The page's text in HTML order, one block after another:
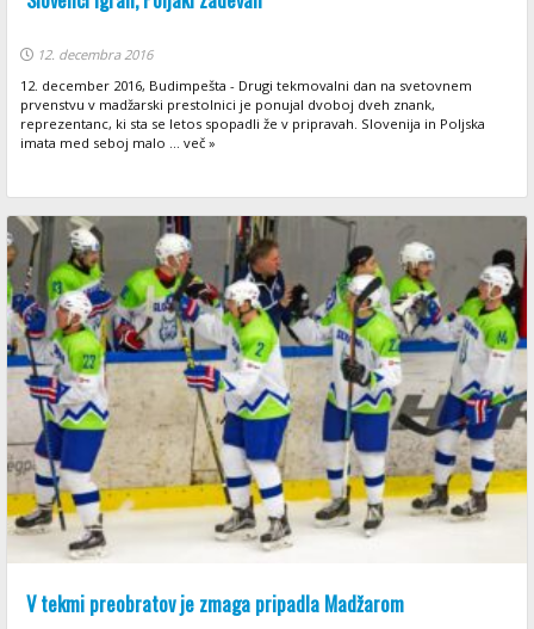
12. decembra 2016
12. december 2016, Budimpešta - Drugi tekmovalni dan na svetovnem
prvenstvu v madžarski prestolnici je ponujal dvoboj dveh znank,
reprezentanc, ki sta se letos spopadli že v pripravah. Slovenija in Poljska
imata med seboj malo ... več »
V tekmi preobratov je zmaga pripadla Madžarom